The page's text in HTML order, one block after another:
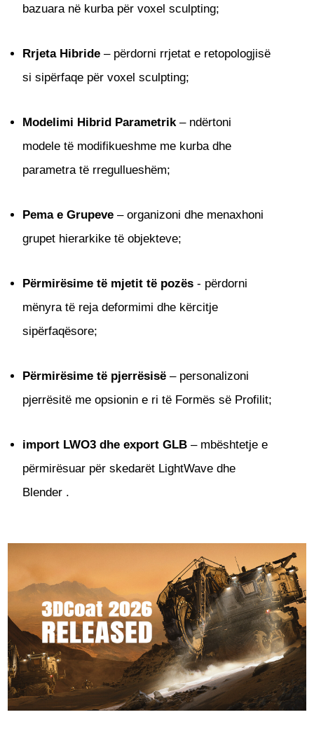
bazuara në kurba për voxel sculpting;
Rrjeta Hibride – përdorni rrjetat e retopologjisë
si sipërfaqe për voxel sculpting;
Modelimi Hibrid Parametrik– ndërtoni
modele të modifikueshme me kurba dhe
parametra të rregullueshëm;
Pema e Grupeve – organizoni dhe menaxhoni
grupet hierarkike të objekteve;
Përmirësime të mjetit të pozës - përdorni
mënyra të reja deformimi dhe kërcitje
sipërfaqësore;
Përmirësime të pjerrësisë – personalizoni
pjerrësitë me opsionin e ri të Formës së Profilit;
import LWO3 dhe export GLB – mbështetje e
përmirësuar për skedarët LightWave dhe
Blender .